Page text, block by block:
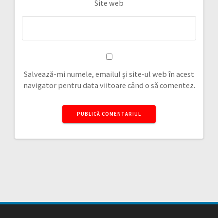
Site web
Salvează-mi numele, emailul și site-ul web în acest
navigator pentru data viitoare când o să comentez.